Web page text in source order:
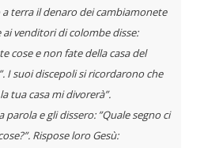
terra il denaro dei cambiamonete
ai venditori di colombe disse:
cose e non fate della casa del
I suoi discepoli si ricordarono che
tua casa mi divorerà”.
parola e gli dissero: ”Quale segno ci
Rispose loro Gesù: